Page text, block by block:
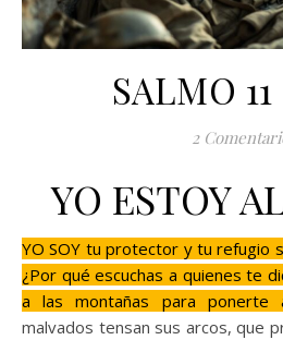
SALMO
2
YO ESTOY
YO SOY tu protector y tu refugio seguro. ¿Por qué temes?
¿Por qué escuchas a quienes te
a las montañas para ponerte
malvados tensan sus arcos, que